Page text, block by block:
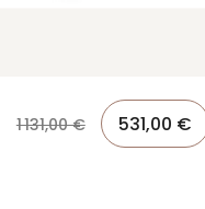
1 131,00 € 531,00 €